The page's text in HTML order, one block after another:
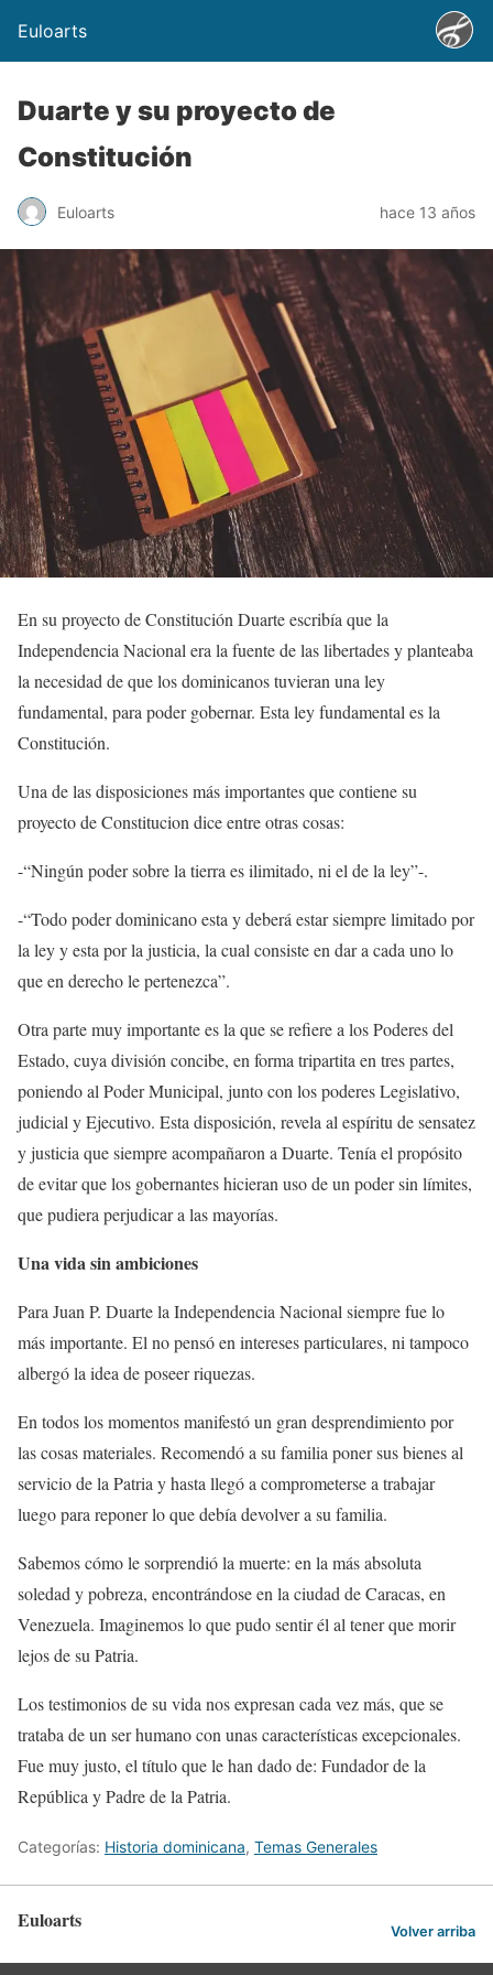
Euloarts
Duarte y su proyecto de
Constitución
Euloarts hace 13 años
En su proyecto de Constitución Duarte escribía que la
Independencia Nacional era la fuente de las libertades y planteaba
la necesidad de que los dominicanos tuvieran una ley
fundamental, para poder gobernar. Esta ley fundamental es la
Constitución.
Una de las disposiciones más importantes que contiene su
proyecto de Constitucion dice entre otras cosas:
-“Ningún poder sobre la tierra es ilimitado, ni el de la ley”-.
-“Todo poder dominicano esta y deberá estar siempre limitado por
la ley y esta por la justicia, la cual consiste en dar a cada uno lo
que en derecho le pertenezca”.
Otra parte muy importante es la que se refiere a los Poderes del
Estado, cuya división concibe, en forma tripartita en tres partes,
poniendo al Poder Municipal, junto con los poderes Legislativo,
judicial y Ejecutivo. Esta disposición, revela al espíritu de sensatez
y justicia que siempre acompañaron a Duarte. Tenía el propósito
de evitar que los gobernantes hicieran uso de un poder sin límites,
que pudiera perjudicar a las mayorías.
Una vida sin ambiciones
Para Juan P. Duarte la Independencia Nacional siempre fue lo
más importante. El no pensó en intereses particulares, ni tampoco
albergó la idea de poseer riquezas.
En todos los momentos manifestó un gran desprendimiento por
las cosas materiales. Recomendó a su familia poner sus bienes al
servicio de la Patria y hasta llegó a comprometerse a trabajar
luego para reponer lo que debía devolver a su familia.
Sabemos cómo le sorprendió la muerte: en la más absoluta
soledad y pobreza, encontrándose en la ciudad de Caracas, en
Venezuela. Imaginemos lo que pudo sentir él al tener que morir
lejos de su Patria.
Los testimonios de su vida nos expresan cada vez más, que se
trataba de un ser humano con unas características excepcionales.
Fue muy justo, el título que le han dado de: Fundador de la
República y Padre de la Patria.
Categorías: Historia dominicana, Temas Generales
Euloarts Volver arriba